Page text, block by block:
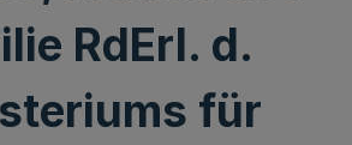
RdErl. d.
für